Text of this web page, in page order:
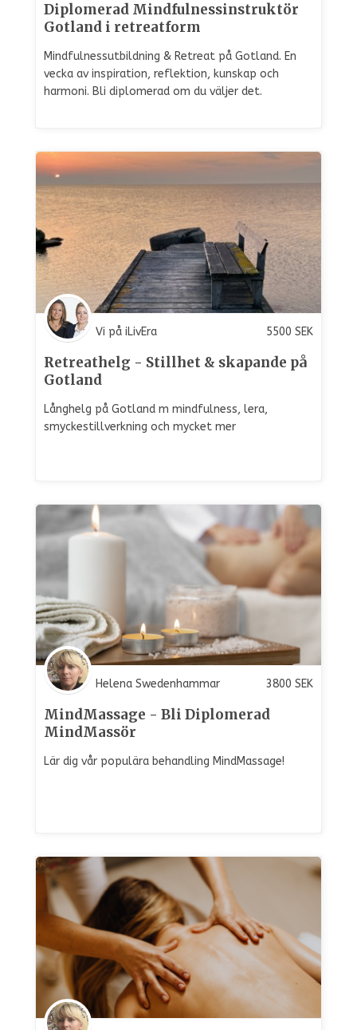
Diplomerad Mindfulnessinstruktör
Gotland i retreatform
Mindfulnessutbildning & Retreat på Gotland. En
vecka av inspiration, reflektion, kunskap och
harmoni. Bli diplomerad om du väljer det.
Vi på iLivEra 5500 SEK
Retreathelg - Stillhet & skapande på
Gotland
Långhelg på Gotland m mindfulness, lera,
smyckestillverkning och mycket mer
Helena Swedenhammar 3800 SEK
MindMassage - Bli Diplomerad
MindMassör
Lär dig vår populära behandling MindMassage!